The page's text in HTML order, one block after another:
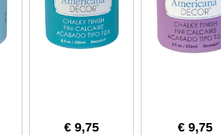
€ 9,75 € 9,75